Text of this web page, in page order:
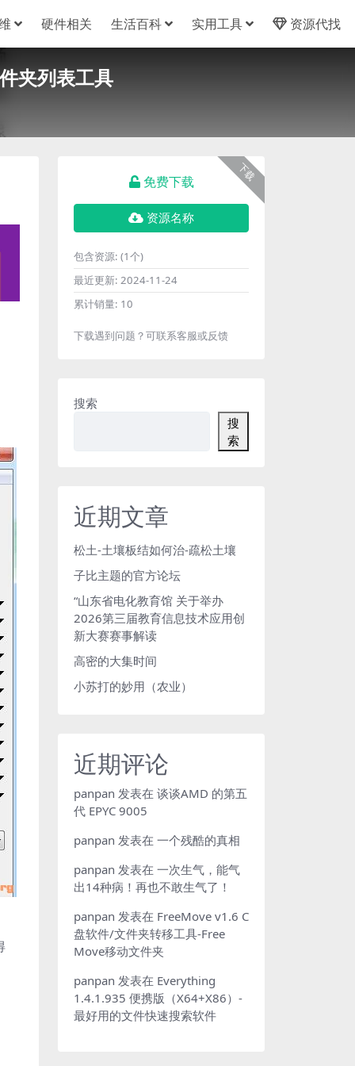
硬件相关 生活百科 实用工具 资源代找
夹列表工具
下载
免费下载
资源名称
包含资源: (1个)
最近更新: 2024-11-24
累计销量: 10
下载遇到问题？可联系客服或反馈
搜索
搜
索
近期文章
松土-土壤板结如何治-疏松土壤
子比主题的官方论坛
“山东省电化教育馆 关于举办
2026第三届教育信息技术应用创
新大赛赛事解读
高密的大集时间
小苏打的妙用（农业）
近期评论
panpan 发表在 谈谈AMD 的第五
代 EPYC 9005
panpan 发表在 一个残酷的真相
panpan 发表在 一次生气，能气
出14种病！再也不敢生气了！
panpan 发表在 FreeMove v1.6 C
盘软件/文件夹转移工具-Free
Move移动文件夹
panpan 发表在 Everything
1.4.1.935 便携版（X64+X86）-
最好用的文件快速搜索软件